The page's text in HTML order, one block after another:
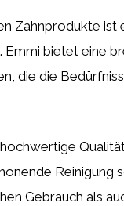
Zahnprodukte
bietet eine
die die
Reinigung
Gebrauch als